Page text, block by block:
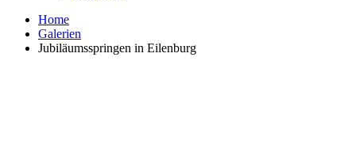
Home
Galerien
Jubiläumsspringen in Eilenburg